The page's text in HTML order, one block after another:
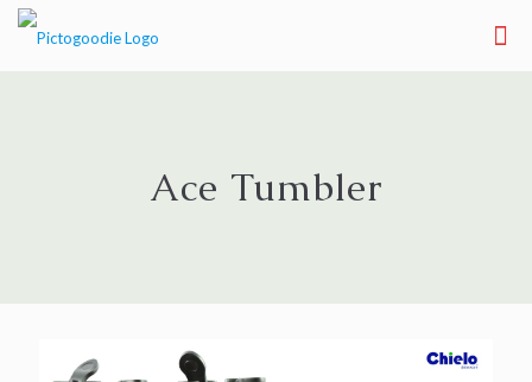
Ace Tumbler